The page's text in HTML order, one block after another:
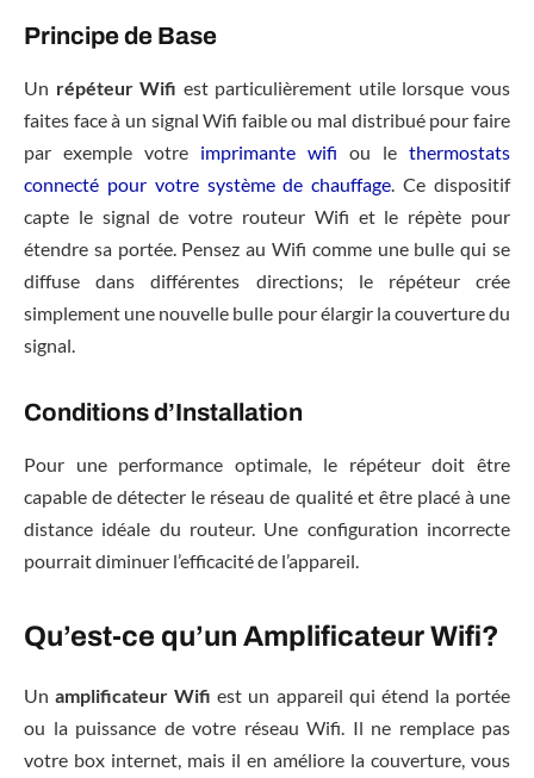
Principe de Base
Un répéteur Wifi est particulièrement utile lorsque vous
faites face à un signal Wifi faible ou mal distribué pour faire
par exemple votre imprimante wifi ou le thermostats
connecté pour votre système de chauffage. Ce dispositif
capte le signal de votre routeur Wifi et le répète pour
étendre sa portée. Pensez au Wifi comme une bulle qui se
diffuse dans différentes directions; le répéteur crée
simplement une nouvelle bulle pour élargir la couverture du
signal.
Conditions d’Installation
Pour une performance optimale, le répéteur doit être
capable de détecter le réseau de qualité et être placé à une
distance idéale du routeur. Une configuration incorrecte
pourrait diminuer l’efficacité de l’appareil.
Qu’est-ce qu’un Amplificateur Wifi?
Unamplificateur Wifi est un appareil qui étend la portée
ou la puissance de votre réseau Wifi. Il ne remplace pas
votre box internet, mais il en améliore la couverture, vous